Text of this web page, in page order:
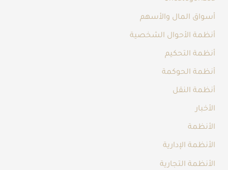
أسواق المال والأسهم
أنظمة الأحوال الشخصية
أنظمة التحكيم
أنظمة الحوكمة
أنظمة النقل
الأخبار
الأنظمة
الأنظمة الإدارية
الأنظمة التجارية